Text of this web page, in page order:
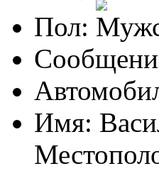
Пол:
Имя: